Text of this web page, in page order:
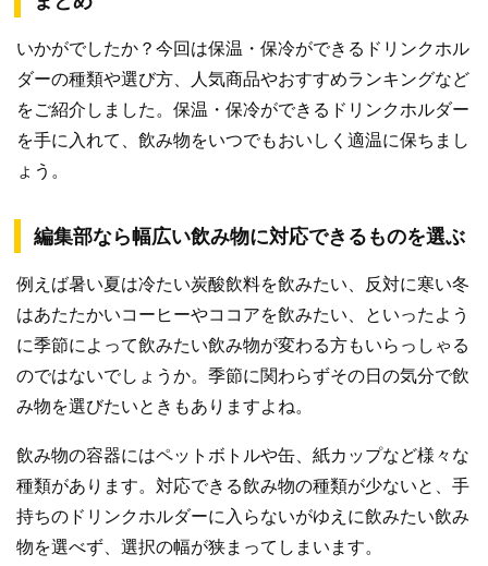
いかがでしたか？今回は保温・保冷ができるドリンクホル
ダーの種類や選び方、人気商品やおすすめランキングなど
をご紹介しました。保温・保冷ができるドリンクホルダー
を手に入れて、飲み物をいつでもおいしく適温に保ちまし
ょう。
編集部なら幅広い飲み物に対応できるものを選ぶ
例えば暑い夏は冷たい炭酸飲料を飲みたい、反対に寒い冬
はあたたかいコーヒーやココアを飲みたい、といったよう
に季節によって飲みたい飲み物が変わる方もいらっしゃる
のではないでしょうか。季節に関わらずその日の気分で飲
み物を選びたいときもありますよね。
飲み物の容器にはペットボトルや缶、紙カップなど様々な
種類があります。対応できる飲み物の種類が少ないと、手
持ちのドリンクホルダーに入らないがゆえに飲みたい飲み
物を選べず、選択の幅が狭まってしまいます。